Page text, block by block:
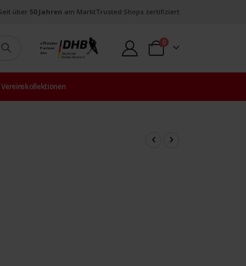
über 50 Jahren am MarktTrusted Shops zertifiziert
offizieller
Partner
des
Warenkorb
0Artikel
Vereinskollektionen